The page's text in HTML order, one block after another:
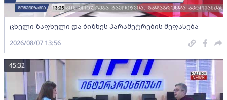
ცხელი ზაფხული და ბიზნეს პარამეტრების შეფასება
2026/08/07 13:56
45:32